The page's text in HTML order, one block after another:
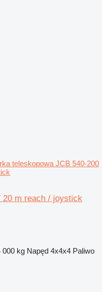
teleskopowa JCB 540-200
20 m reach / joystick
000 kg Napęd 4x4x4 Paliwo